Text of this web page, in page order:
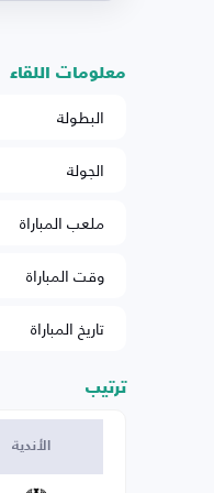
معلومات اللقاء
البطولة
الجولة
ملعب المباراة
وقت المباراة
تاريخ المباراة
ترتيب
الأندية